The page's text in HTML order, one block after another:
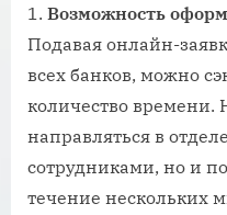
Возможность
Подавая онлайн-
всех банков, можно
количество времени.
направляться в
сотрудниками, но и
течение нескольких